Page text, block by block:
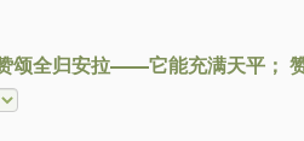
颂全归安拉——它能充满天平；